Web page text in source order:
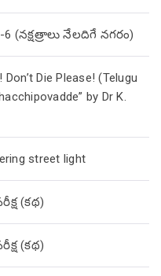
(నక్షత్రాలు నేలదిగే నగరం)
Don’t Die Please! (Telugu
by Dr K.
street light
(క‌థ‌)
(క‌థ‌)